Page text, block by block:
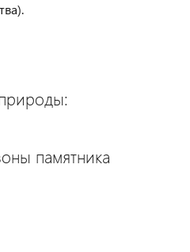
памятника